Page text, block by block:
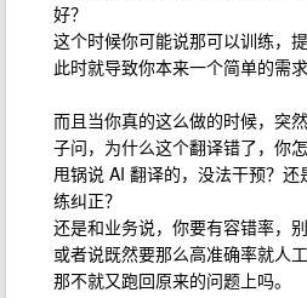
好？
这个时候你可能说那可以训练，
此时就导致你本来一个简单的需
而且当你真的这么做的时候，突
子问，为什么这个翻译错了，你
甩锅说 AI 翻译的，没法干预？
练纠正？
还是和业务说，你要有容错率，
或者说既然要那么高准确率就人
那不就又跑回原来的问题上吗。